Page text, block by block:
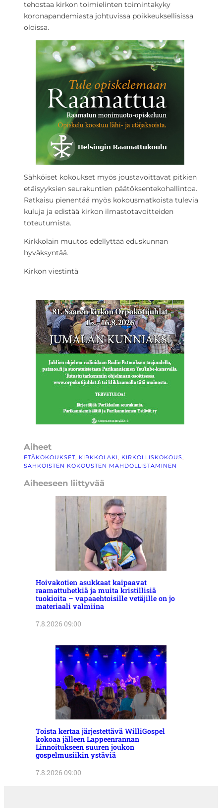
tehostaa kirkon toimielinten toimintakyky
koronapandemiasta johtuvissa poikkeuksellisissa
oloissa.
Sähköiset kokoukset myös joustavoittavat pitkien
etäisyyksien seurakuntien päätöksentekohallintoa.
Ratkaisu pienentää myös kokousmatkoista tulevia
kuluja ja edistää kirkon ilmastotavoitteiden
toteutumista.
Kirkkolain muutos edellyttää eduskunnan
hyväksyntää.
Kirkon viestintä
Aiheet
ETÄKOKOUKSET, KIRKKOLAKI, KIRKOLLISKOKOUS
SÄHKÖISTEN KOKOUSTEN MAHDOLLISTAMINEN
Aiheeseen liittyvää
Hoivakotien asukkaat kaipaavat
raamattuhetkiä ja muita kristillisiä
tuokioita – vapaaehtoisille vetäjille on jo
materiaali valmiina
7.8.2026 09:00
Toista kertaa järjestettävä WilliGospel
kokoaa jälleen Lappeenrannan
Linnoitukseen suuren joukon
gospelmusiikin ystäviä
7.8.2026 09:00